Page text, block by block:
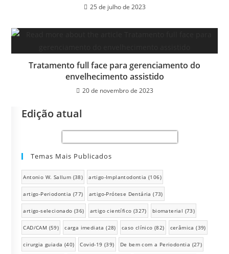
25 de julho de 2023
Tratamento full face para gerenciamento do
envelhecimento assistido
20 de novembro de 2023
Edição atual
Temas Mais Publicados
Antonio W. Sallum (38) artigo-Implantodontia (106)
artigo-Periodontia (77) artigo-Prótese Dentária (73)
artigo-selecionado (36) artigo científico (327) biomaterial (73)
CAD/CAM (59) carga imediata (28) caso clínico (82) cerâmica (39)
cirurgia guiada (40) Covid-19 (39) De bem com a Periodontia (27)